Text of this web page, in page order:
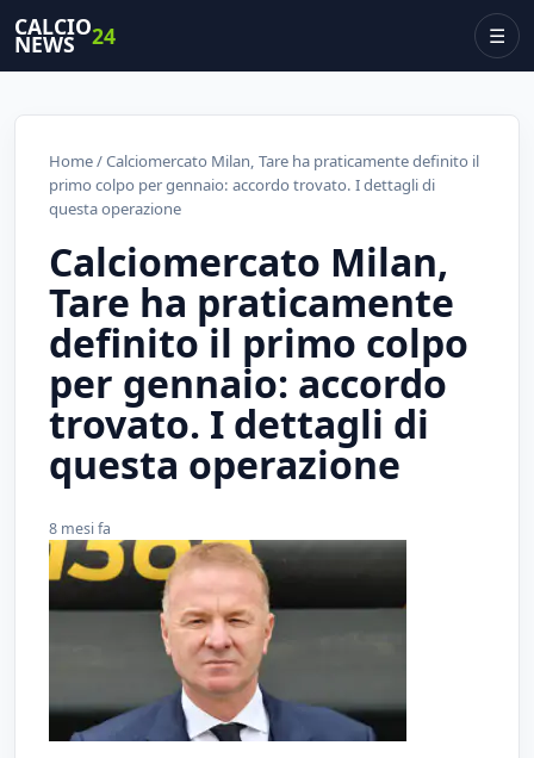
CALCIO
NEWS 24 ☰
Home/ Calciomercato Milan, Tare ha praticamente definito il
primo colpo per gennaio: accordo trovato. I dettagli di
questa operazione
Calciomercato Milan,
Tare ha praticamente
definito il primo colpo
per gennaio: accordo
trovato. I dettagli di
questa operazione
8 mesi fa